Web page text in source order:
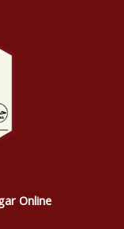
Online